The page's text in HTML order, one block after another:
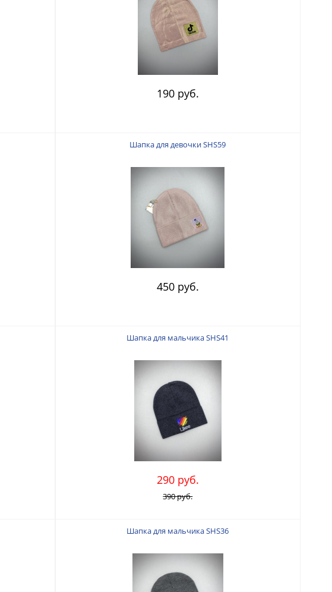
190 руб.
Шапка для девочки SHS59
450 руб.
Шапка для мальчика SHS41
290 руб.
390 руб.
Шапка для мальчика SHS36